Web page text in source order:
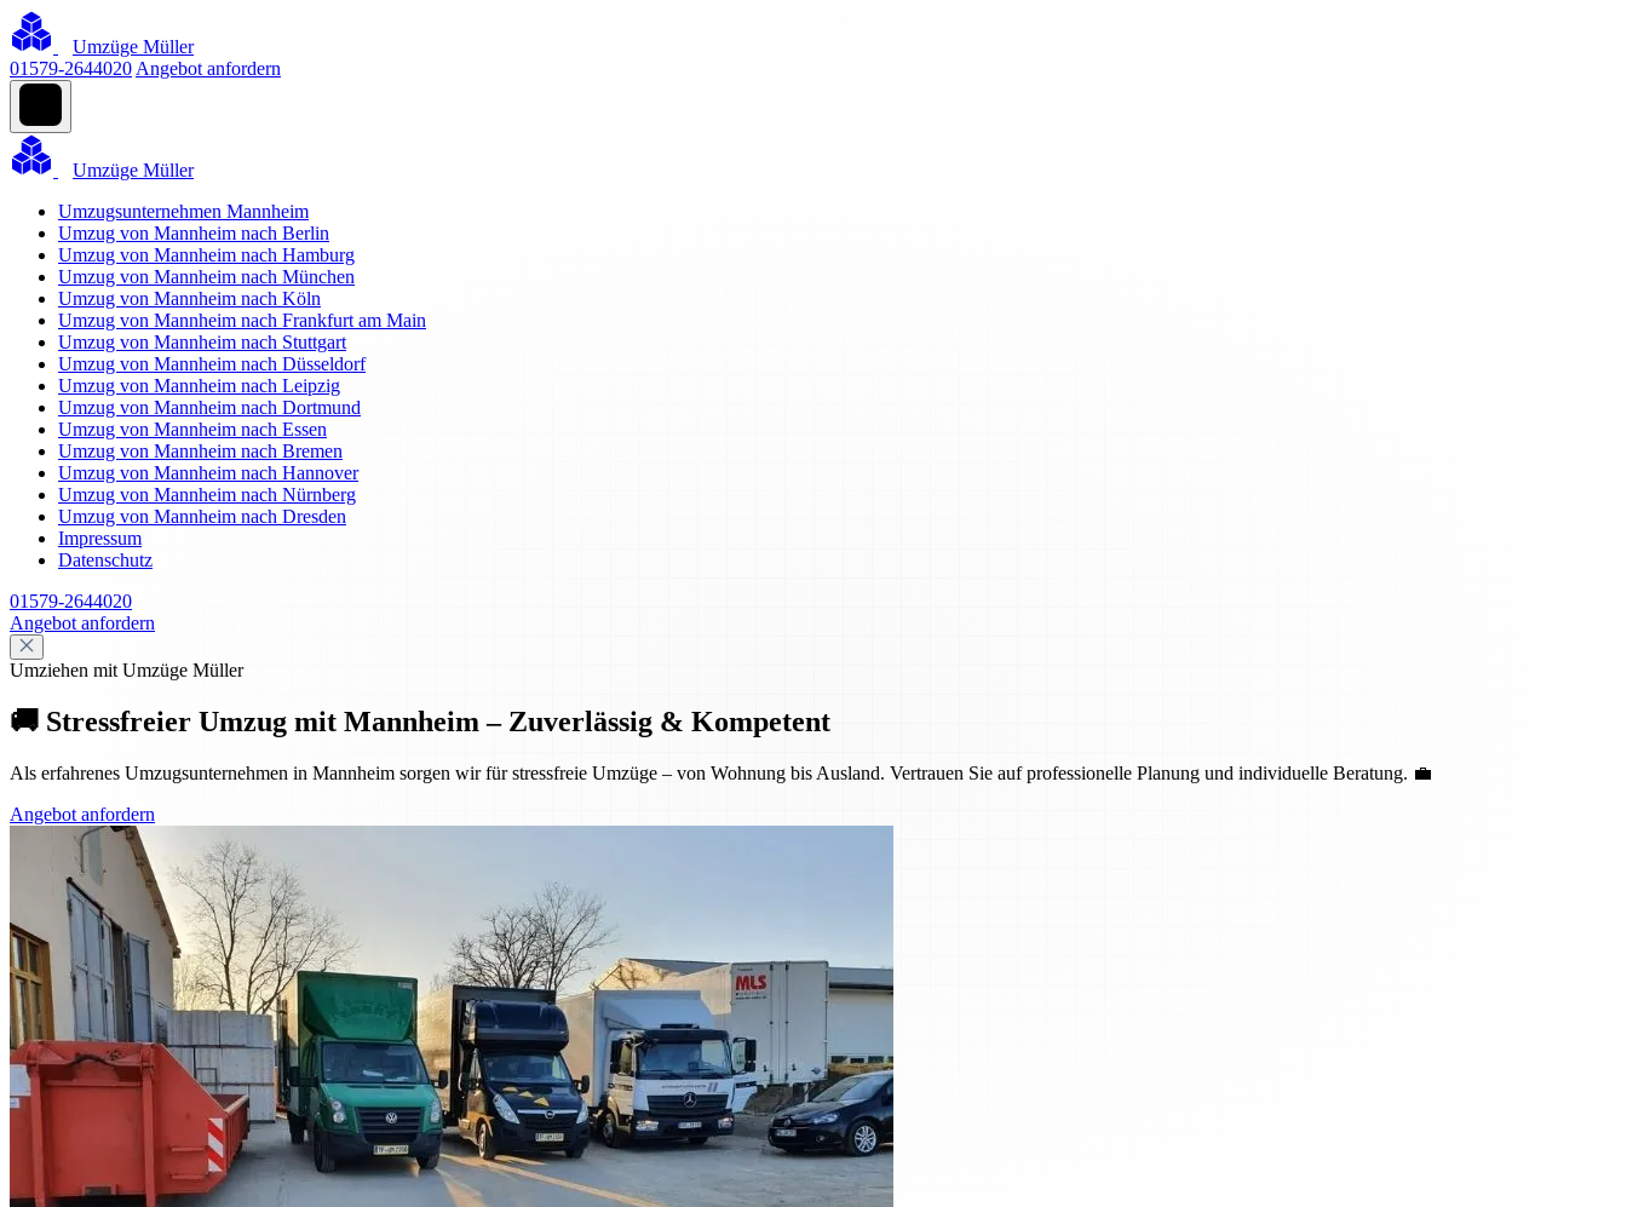
Umzüge Müller
01579-2644020 Angebot anfordern
Umzüge Müller
Umzugsunternehmen Mannheim
Umzug von Mannheim nach Berlin
Umzug von Mannheim nach Hamburg
Umzug von Mannheim nach München
Umzug von Mannheim nach Köln
Umzug von Mannheim nach Frankfurt am Main
Umzug von Mannheim nach Stuttgart
Umzug von Mannheim nach Düsseldorf
Umzug von Mannheim nach Leipzig
Umzug von Mannheim nach Dortmund
Umzug von Mannheim nach Essen
Umzug von Mannheim nach Bremen
Umzug von Mannheim nach Hannover
Umzug von Mannheim nach Nürnberg
Umzug von Mannheim nach Dresden
Impressum
Datenschutz
01579-2644020
Angebot anfordern
Umziehen mit Umzüge Müller
🚚 Stressfreier Umzug mit Mannheim – Zuverlässig & Kompetent
Als erfahrenes Umzugsunternehmen in Mannheim sorgen wir für stressfreie Umzüge – von Wohnung bis Ausland. Vertrauen Sie auf professionelle Planung und individuelle Beratung. 💼
Angebot anfordern